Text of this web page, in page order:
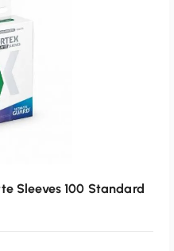
Sleeves 100 Standard